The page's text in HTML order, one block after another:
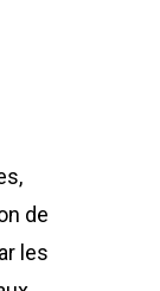
de
les